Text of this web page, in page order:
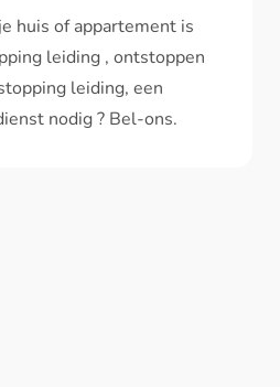
wc , ontstopping wc , wc
nodig ?
? V.A 119€